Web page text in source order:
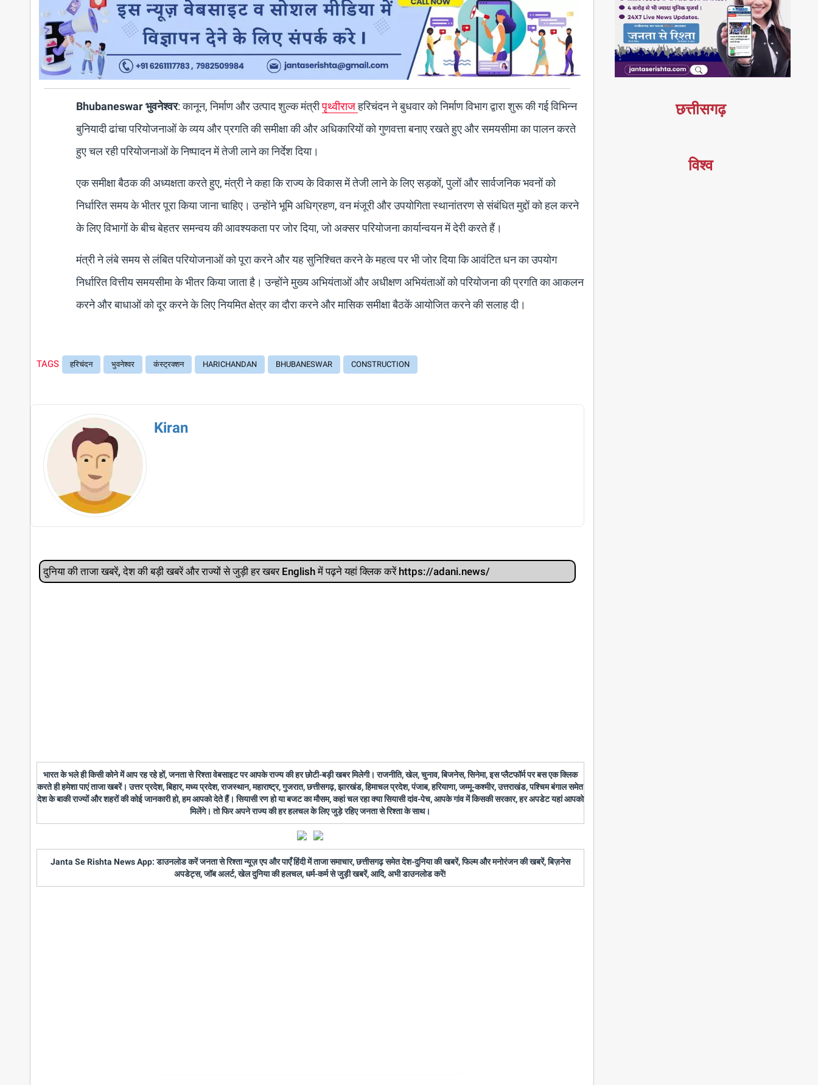
Bhubaneswar भुवनेश्वर: कानून, निर्माण और उत्पाद शुल्क मंत्रीपृथ्वीराजहरिचंदन ने बुधवार को निर्माण विभाग द्वारा शुरू की गई विभिन्न
बुनियादी ढांचा परियोजनाओं के व्यय और प्रगति की समीक्षा की और अधिकारियों को गुणवत्ता बनाए रखते हुए और समयसीमा का पालन करते
हुए चल रही परियोजनाओं के निष्पादन में तेजी लाने का निर्देश दिया।
एक समीक्षा बैठक की अध्यक्षता करते हुए, मंत्री ने कहा कि राज्य के विकास में तेजी लाने के लिए सड़कों, पुलों और सार्वजनिक भवनों को
निर्धारित समय के भीतर पूरा किया जाना चाहिए। उन्होंने भूमि अधिग्रहण, वन मंजूरी और उपयोगिता स्थानांतरण से संबंधित मुद्दों को हल करने
के लिए विभागों के बीच बेहतर समन्वय की आवश्यकता पर जोर दिया, जो अक्सर परियोजना कार्यान्वयन में देरी करते हैं।
मंत्री ने लंबे समय से लंबित परियोजनाओं को पूरा करने और यह सुनिश्चित करने के महत्व पर भी जोर दिया कि आवंटित धन का उपयोग
निर्धारित वित्तीय समयसीमा के भीतर किया जाता है। उन्होंने मुख्य अभियंताओं और अधीक्षण अभियंताओं को परियोजना की प्रगति का आकलन
करने और बाधाओं को दूर करने के लिए नियमित क्षेत्र का दौरा करने और मासिक समीक्षा बैठकें आयोजित करने की सलाह दी।
TAGS हरिचंदन भुवनेश्वर कंस्ट्रक्शन HARICHANDAN BHUBANESWAR CONSTRUCTION
Kiran
दुनिया की ताजा खबरें, देश की बड़ी खबरें और राज्‍यों से जुड़ी हर खबर English में पढ़ने यहां क्लिक करें https://adani.news/
भारत के भले ही किसी कोने में आप रह रहे हों, जनता से रिश्ता वेबसाइट पर आपके राज्य की हर छोटी-बड़ी खबर मिलेगी। राजनीति, खेल, चुनाव, बिजनेस, सिनेमा, इस प्लैटफॉर्म पर बस एक क्लिक
करते ही हमेशा पाएं ताजा खबरें। उत्तर प्रदेश, बिहार, मध्य प्रदेश, राजस्थान, महाराष्ट्र, गुजरात, छत्तीसगढ़, झारखंड, हिमाचल प्रदेश, पंजाब, हरियाणा, जम्मू-कश्मीर, उत्तराखंड, पश्चिम बंगाल समेत
देश के बाकी राज्यों और शहरों की कोई जानकारी हो, हम आपको देते हैं। सियासी रण हो या बजट का मौसम, कहां चल रहा क्या सियासी दांव-पेच, आपके गांव में किसकी सरकार, हर अपडेट यहां आपको
मिलेंगे। तो फिर अपने राज्य की हर हलचल के लिए जुड़े रहिए जनता से रिश्ता के साथ।
Janta Se Rishta News App: डाउनलोड करें जनता से रिश्ता न्यूज़ एप और पाएँ हिंदी में ताजा समाचार, छत्तीसगढ़ समेत देश-दुनिया की खबरें, फिल्म और मनोरंजन की खबरें, बिज़नेस
अपडेट्स, जॉब अलर्ट, खेल दुनिया की हलचल, धर्म-कर्म से जुड़ी खबरें, आदि, अभी डाउनलोड करें!
छत्तीसगढ़
विश्व